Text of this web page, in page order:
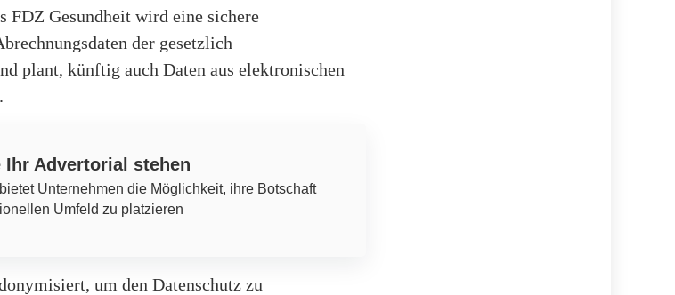
FDZ Gesundheit wird eine sichere
der gesetzlich
plant, künftig auch Daten aus elektronischen
Ihr Advertorial stehen
Unternehmen die Möglichkeit, ihre Botschaft
Umfeld zu platzieren
um den Datenschutz zu